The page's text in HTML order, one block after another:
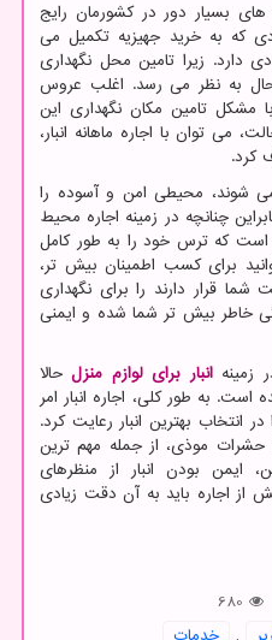
های بسیار دور در کشورمان رایج
که به خرید جهیزیه تکمیل می
دارد. زیرا تامین محل نگهداری
به نظر می رسد. اغلب عروس
مشکل تامین مکان نگهداری این
می توان با اجاره ماهانه انبار،
کرد.
می شوند، محیطی امن و آسوده را
چنانچه در زمینه اجاره محیط
است که ترس خود را به طور کامل
برای کسب اطمینان بیش تر،
شما قرار دارند را برای نگهداری
خاطر بیش تر شما شده و ایمنی
زمینهانبار برای لوازم منزلحالا
به طور کلی، اجاره انبار امر
انتخاب بهترین انبار رعایت کرد.
حشرات موذی، از جمله مهم ترین
ایمن بودن انبار از منظرهای
از اجاره باید به آن دقت زیادی
680